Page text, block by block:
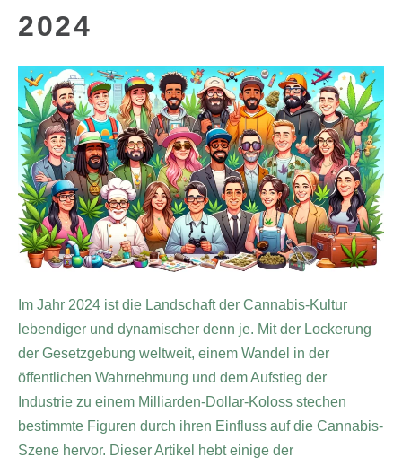
2024
Im Jahr 2024 ist die Landschaft der Cannabis-Kultur
lebendiger und dynamischer denn je. Mit der Lockerung
der Gesetzgebung weltweit, einem Wandel in der
öffentlichen Wahrnehmung und dem Aufstieg der
Industrie zu einem Milliarden-Dollar-Koloss stechen
bestimmte Figuren durch ihren Einfluss auf die Cannabis-
Szene hervor. Dieser Artikel hebt einige der